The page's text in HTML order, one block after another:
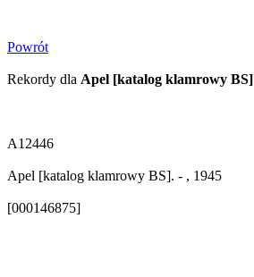
Powrót
Rekordy dla Apel [katalog klamrowy BS]
A12446
Apel [katalog klamrowy BS]. - , 1945
[000146875]